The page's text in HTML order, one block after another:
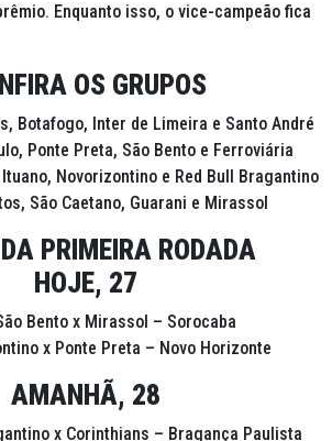
Enquanto isso, o vice-campeão fica
OS GRUPOS
Botafogo, Inter de Limeira e Santo André
Ponte Preta, São Bento e Ferroviária
Novorizontino e Red Bull Bragantino
São Caetano, Guarani e Mirassol
PRIMEIRA RODADA
HOJE, 27
Bento x Mirassol – Sorocaba
x Ponte Preta – Novo Horizonte
AMANHÃ, 28
x Corinthians – Bragança Paulista